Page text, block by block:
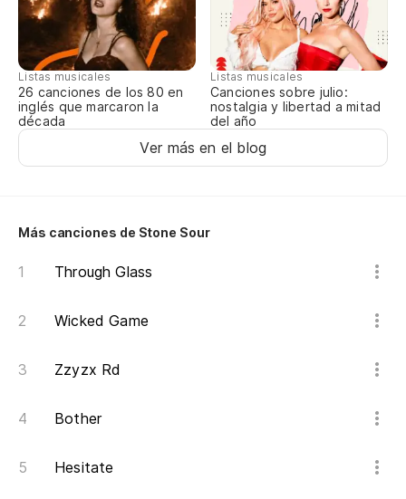
Listas musicales
26 canciones de los 80 en
inglés que marcaron la
década
Listas musicales
Canciones sobre julio:
nostalgia y libertad a mitad
del año
Ver más en el blog
Más canciones de Stone Sour
Through Glass
Wicked Game
Zzyzx Rd
Bother
Hesitate